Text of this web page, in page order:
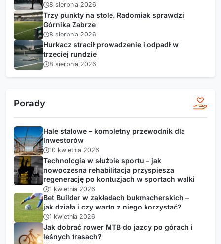
8 sierpnia 2026
Trzy punkty na stole. Radomiak sprawdzi
Górnika Zabrze
8 sierpnia 2026
Hurkacz stracił prowadzenie i odpadł w
trzeciej rundzie
8 sierpnia 2026
Porady
Hale stalowe – kompletny przewodnik dla
inwestorów
10 kwietnia 2026
Technologia w służbie sportu – jak
nowoczesna rehabilitacja przyspiesza
regenerację po kontuzjach w sportach walki
1 kwietnia 2026
Bet Builder w zakładach bukmacherskich –
jak działa i czy warto z niego korzystać?
1 kwietnia 2026
Jak dobrać rower MTB do jazdy po górach i
leśnych trasach?